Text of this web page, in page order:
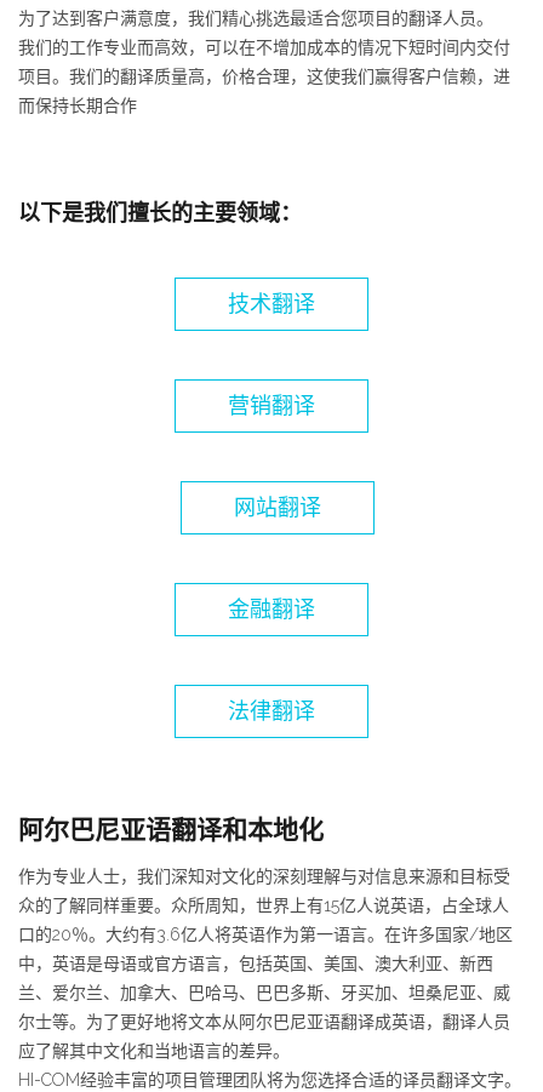
为了达到客户满意度，我们精心挑选最适合您项目的翻译人员。
我们的工作专业而高效，可以在不增加成本的情况下短时间内交付
项目。我们的翻译质量高，价格合理，这使我们赢得客户信赖，进
而保持长期合作
以下是我们擅长的主要领域：
技术翻译
营销翻译
网站翻译
金融翻译
法律翻译
阿尔巴尼亚语翻译和本地化
作为专业人士，我们深知对文化的深刻理解与对信息来源和目标受
众的了解同样重要。众所周知，世界上有15亿人说英语，占全球人
口的20％。大约有3.6亿人将英语作为第一语言。在许多国家/地区
中，英语是母语或官方语言，包括英国、美国、澳大利亚、新西
兰、爱尔兰、加拿大、巴哈马、巴巴多斯、牙买加、坦桑尼亚、威
尔士等。为了更好地将文本从阿尔巴尼亚语翻译成英语，翻译人员
应了解其中文化和当地语言的差异。
HI-COM经验丰富的项目管理团队将为您选择合适的译员翻译文字。